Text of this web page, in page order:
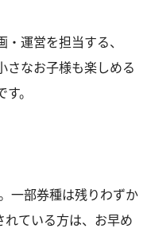
運営を担当する、
さなお子様も楽しめる
。
一部券種は残りわずか
れている方は、お早め